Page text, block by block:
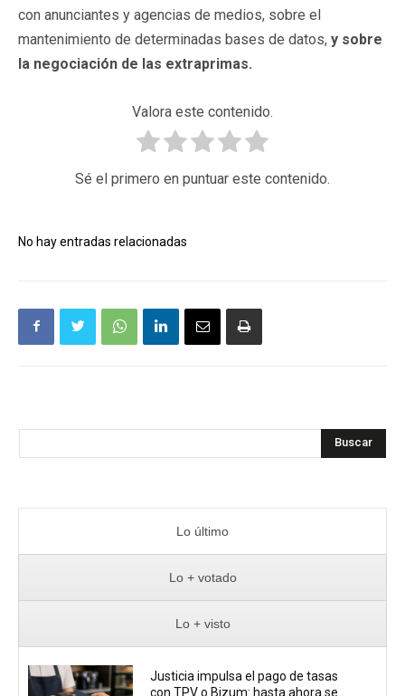
con anunciantes y agencias de medios, sobre el
mantenimiento de determinadas bases de datos, y sobre
la negociación de las extraprimas.
Valora este contenido.
Sé el primero en puntuar este contenido.
No hay entradas relacionadas
Buscar
Lo último
Lo + votado
Lo + visto
Justicia impulsa el pago de tasas
con TPV o Bizum: hasta ahora se...